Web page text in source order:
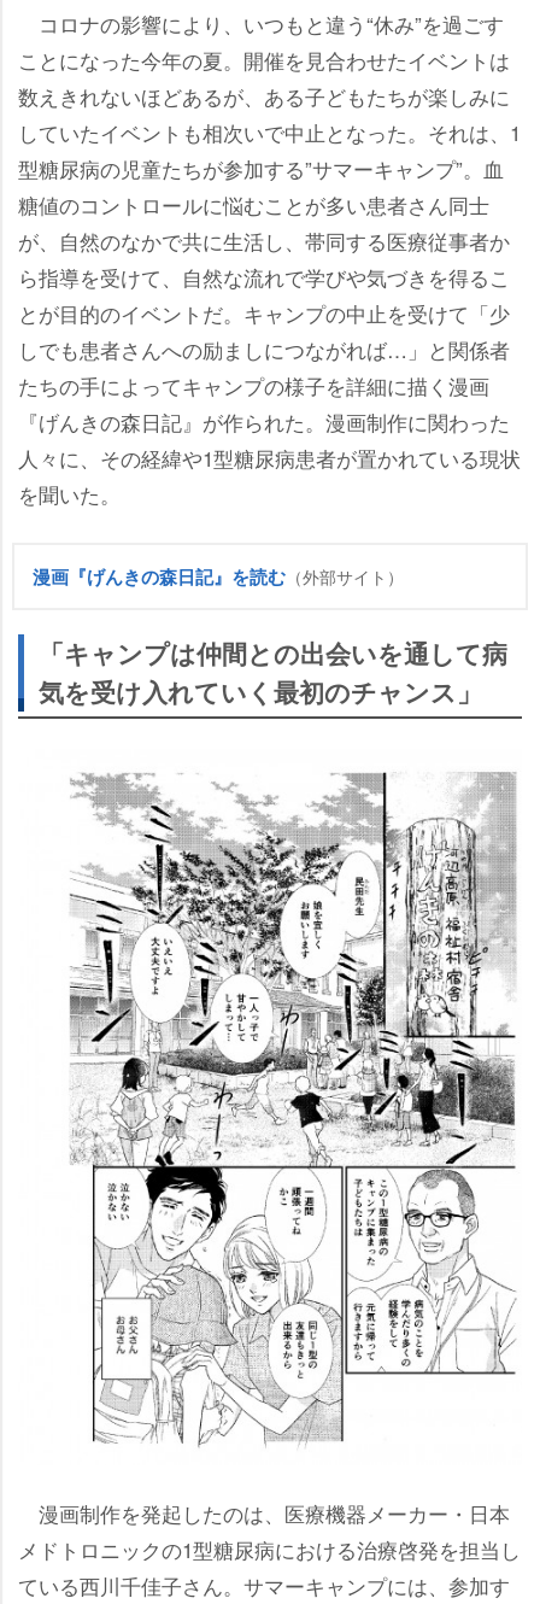
コロナの影響により、いつもと違う“休み”を過ごす
ことになった今年の夏。開催を見合わせたイベントは
数えきれないほどあるが、ある子どもたちが楽しみに
していたイベントも相次いで中止となった。それは、1
型糖尿病の児童たちが参加する”サマーキャンプ”。血
糖値のコントロールに悩むことが多い患者さん同士
が、自然のなかで共に生活し、帯同する医療従事者か
ら指導を受けて、自然な流れで学びや気づきを得るこ
とが目的のイベントだ。キャンプの中止を受けて「少
しでも患者さんへの励ましにつながれば…」と関係者
たちの手によってキャンプの様子を詳細に描く漫画
『げんきの森日記』が作られた。漫画制作に関わった
人々に、その経緯や1型糖尿病患者が置かれている現状
を聞いた。
漫画『げんきの森日記』を読む （外部サイト）
「キャンプは仲間との出会いを通して病
気を受け入れていく最初のチャンス」
漫画制作を発起したのは、医療機器メーカー・日本
メドトロニックの1型糖尿病における治療啓発を担当し
ている西川千佳子さん。サマーキャンプには、参加す